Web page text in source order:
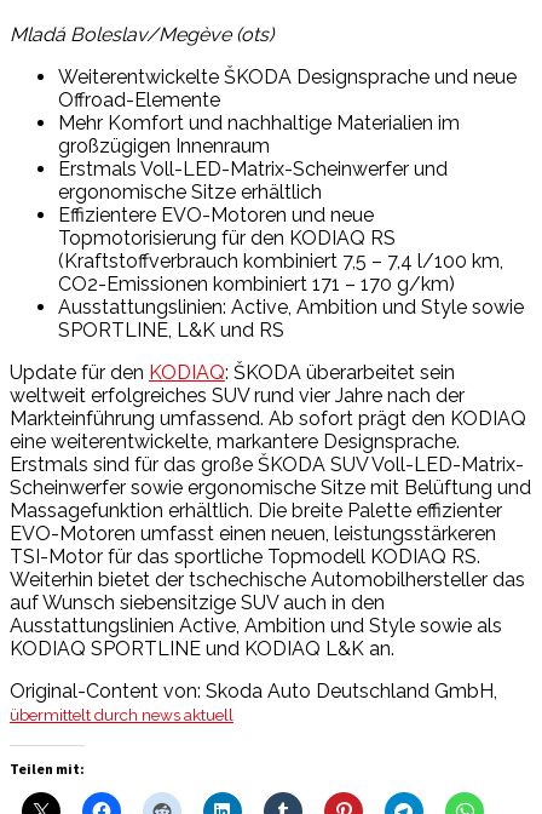
Mladá Boleslav/Megève (ots)
Weiterentwickelte ŠKODA Designsprache und neue
Offroad-Elemente
Mehr Komfort und nachhaltige Materialien im
großzügigen Innenraum
Erstmals Voll-LED-Matrix-Scheinwerfer und
ergonomische Sitze erhältlich
Effizientere EVO-Motoren und neue
Topmotorisierung für den KODIAQ RS
(Kraftstoffverbrauch kombiniert 7,5 – 7,4 l/100 km,
CO2-Emissionen kombiniert 171 – 170 g/km)
Ausstattungslinien: Active, Ambition und Style sowie
SPORTLINE, L&K und RS
Update für den KODIAQ: ŠKODA überarbeitet sein
weltweit erfolgreiches SUV rund vier Jahre nach der
Markteinführung umfassend. Ab sofort prägt den KODIAQ
eine weiterentwickelte, markantere Designsprache.
Erstmals sind für das große ŠKODA SUV Voll-LED-Matrix-
Scheinwerfer sowie ergonomische Sitze mit Belüftung und
Massagefunktion erhältlich. Die breite Palette effizienter
EVO-Motoren umfasst einen neuen, leistungsstärkeren
TSI-Motor für das sportliche Topmodell KODIAQ RS.
Weiterhin bietet der tschechische Automobilhersteller das
auf Wunsch siebensitzige SUV auch in den
Ausstattungslinien Active, Ambition und Style sowie als
KODIAQ SPORTLINE und KODIAQ L&K an.
Original-Content von: Skoda Auto Deutschland GmbH,
übermittelt durch news aktuell
Teilen mit: